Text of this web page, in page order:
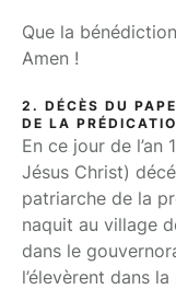
Que la
Amen !
2. DÉCÈS DU
DE LA
En ce jour de
Jésus Christ)
patriarche de la
naquit au village
dans le
l’élevèrent dans